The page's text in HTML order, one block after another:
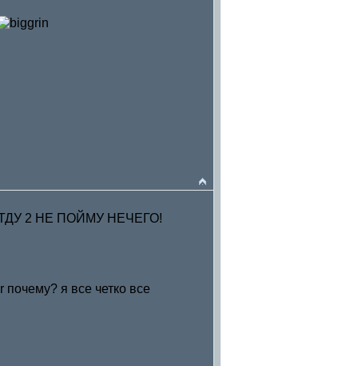
2 НЕ ПОЙМУ НЕЧЕГО!
я все четко все